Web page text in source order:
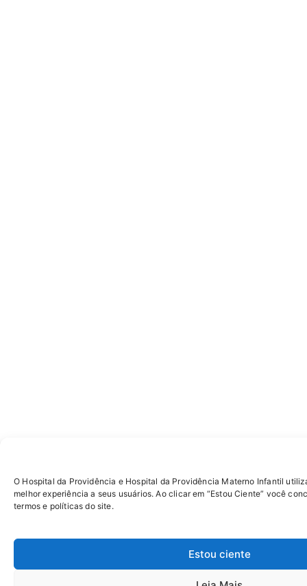
O Hospital da Providência e Hospital da Providência Materno Infantil
melhor experiência a seus usuários. Ao clicar em “Estou Ciente” você
termos e políticas do site.
Estou ciente